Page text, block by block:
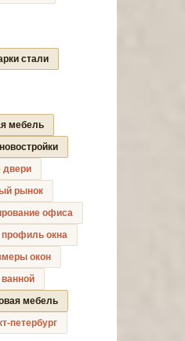
стали
мебель
новостройки
рынок
офиса
профиль окна
окон
мебель
петербург